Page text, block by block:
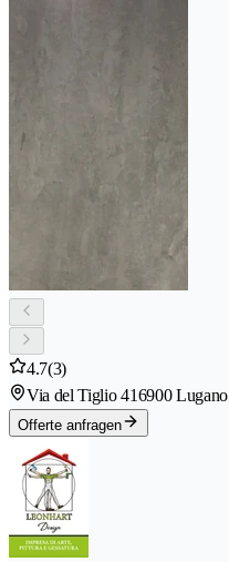
4.7(3)
Via del Tiglio 416900 Lugano
Offerte anfragen